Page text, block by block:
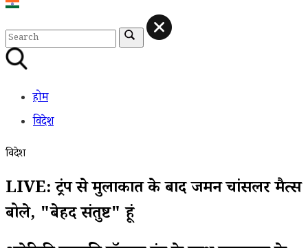
होम
विदेश
विदेश
LIVE: ट्रंप से मुलाकात के बाद जर्मन चांसलर मैर्त्स
बोले, "बेहद संतुष्ट" हूं